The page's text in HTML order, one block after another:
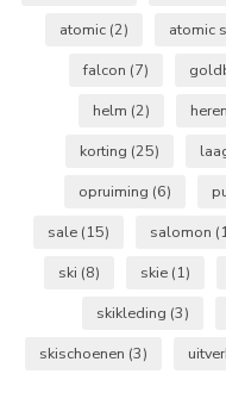
atomic (2) atomic
falcon (7)
helm (2) heren
korting (25)
opruiming (6)
sale (15) salomon
ski (8) skie (1)
skikleding (3)
skischoenen (3)